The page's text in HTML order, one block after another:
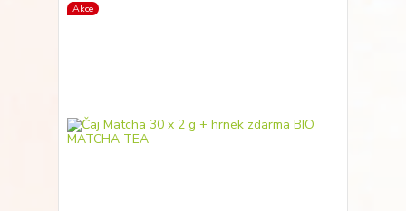
Akce